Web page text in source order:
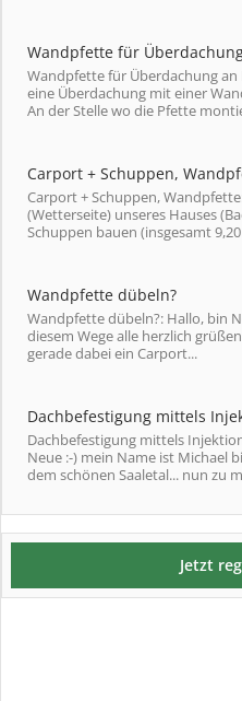
Wandpfette für
Wandpfette für Überdachung
eine Überdachung mit einer
An der Stelle wo die Pfette
Carport + Schuppen,
Carport + Schuppen,
(Wetterseite) unseres Hauses
Schuppen bauen (insgesamt 9,20
Wandpfette dübeln?
Wandpfette dübeln?: Hallo, bin
diesem Wege alle herzlich
gerade dabei ein Carport...
Dachbefestigung mittels
Dachbefestigung mittels
Neue :-) mein Name ist Michael
dem schönen Saaletal... nun zu
Jetzt